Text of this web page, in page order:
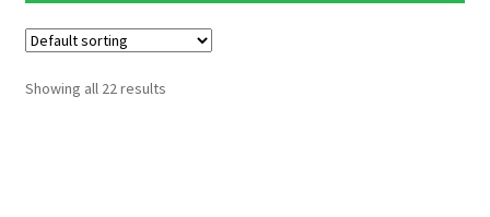
Showing all 22 results